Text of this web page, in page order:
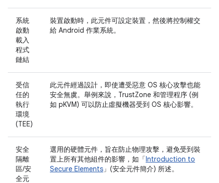
系統
啟動
載入
程式
鏈結
裝置啟動時，此元件可設定裝置，然後將控制權交
給 Android 作業系統。
受信
任的
執行
環境
(TEE)
此元件經過設計，即使遭受惡意 OS 核心攻擊也能
安全無虞。舉例來說，TrustZone 和管理程序 (例
如 pKVM) 可以防止虛擬機器受到 OS 核心影響。
安全
隔離
區/安
全元
選用的硬體元件，旨在防止物理攻擊，避免受到裝
置上所有其他組件的影響，如「Introduction to
Secure Elements 」(安全元件簡介) 所述。